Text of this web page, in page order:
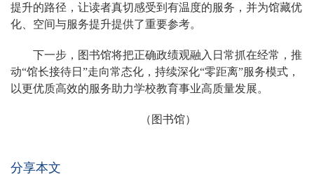
提升的路径，让读者真切感受到有温度的服务，并为馆藏优
化、空间与服务提升提供了重要参考。
下一步，图书馆将把正确政绩观融入日常抓在经常，推
动“馆长接待日”走向常态化，持续深化“零距离”服务模式，
以更优质高效的服务助力学校教育事业高质量发展。
（图书馆）
分享本文